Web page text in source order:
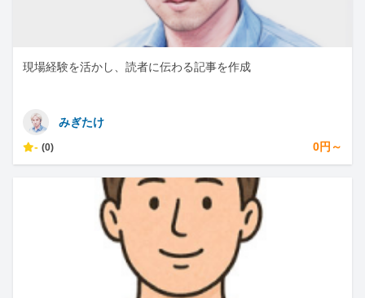
現場経験を活かし、読者に伝わる記事を作成
みぎたけ
- (0) 0円～